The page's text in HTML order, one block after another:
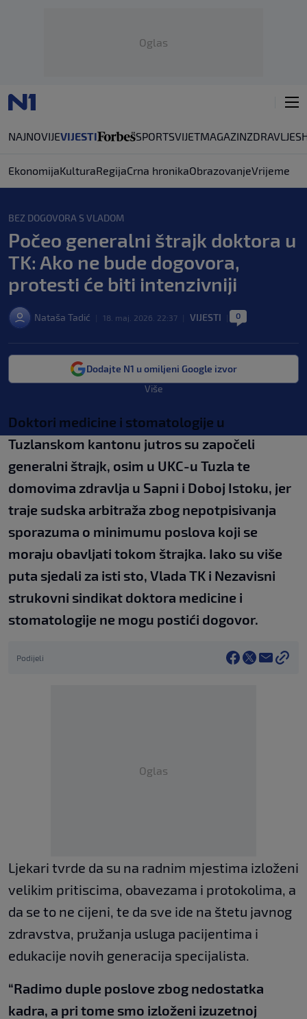
Oglas
NAJNOVIJEVIJESTI SPORTSVIJETMAGAZINZDRAVLJE
EkonomijaKulturaRegijaCrna hronikaObrazovanjeVrijeme
BEZ DOGOVORA S VLADOM
Počeo generalni štrajk doktora u
TK: Ako ne bude dogovora,
protesti će biti intenzivniji
Nataša Tadić 18. maj. 2026. 22:37 VIJESTI 0
Dodajte N1 u omiljeni Google izvor
Više
Doktori medicine i stomatologije u
Tuzlanskom kantonu jutros su započeli
generalni štrajk, osim u UKC-u Tuzla te
domovima zdravlja u Sapni i Doboj Istoku, jer
traje sudska arbitraža zbog nepotpisivanja
sporazuma o minimumu poslova koji se
moraju obavljati tokom štrajka. Iako su više
puta sjedali za isti sto, Vlada TK i Nezavisni
strukovni sindikat doktora medicine i
stomatologije ne mogu postići dogovor.
Podijeli
Oglas
Ljekari tvrde da su na radnim mjestima izloženi
velikim pritiscima, obavezama i protokolima, a
da se to ne cijeni, te da sve ide na štetu javnog
zdravstva, pružanja usluga pacijentima i
edukacije novih generacija specijalista.
“Radimo duple poslove zbog nedostatka
kadra, a pri tome smo izloženi izuzetnoj